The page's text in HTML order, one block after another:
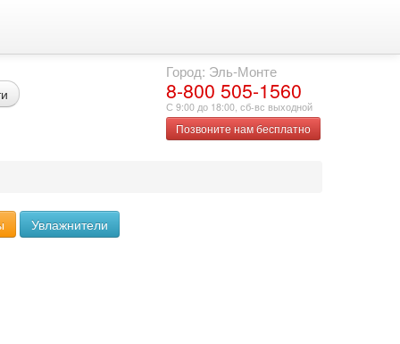
Город: Эль-Монте
8-800 505-1560
С 9:00 до 18:00, сб-вс выходной
Позвоните нам бесплатно
Увлажнители